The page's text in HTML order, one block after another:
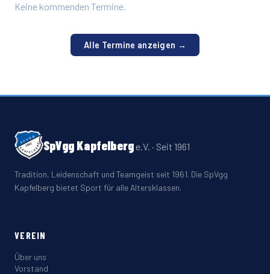
Keine kommenden Termine.
Alle Termine anzeigen →
SpVgg Kapfelberge.V. · Seit 1961
Tradition, Leidenschaft und Teamgeist seit 1961. Die SpVgg
Kapfelberg bietet Sport für alle Altersklassen.
VEREIN
Über uns
Vorstand